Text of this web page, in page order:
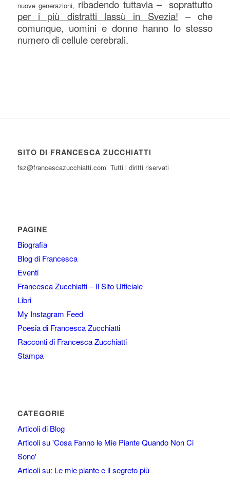
nuove generazioni, ribadendo tuttavia – soprattutto
per i più distratti lassù in Svezia! – che
comunque, uomini e donne hanno lo stesso
numero di cellule cerebrali.
SITO DI FRANCESCA ZUCCHIATTI
fsz@francescazucchiatti.com Tutti i diritti riservati
PAGINE
Biografia
Blog di Francesca
Eventi
Francesca Zucchiatti – Il Sito Ufficiale
Libri
My Instagram Feed
Poesia di Francesca Zucchiatti
Racconti di Francesca Zucchiatti
Stampa
CATEGORIE
Articoli di Blog
Articoli su 'Cosa Fanno le Mie Piante Quando Non Ci
Sono'
Articoli su: Le mie piante e il segreto più